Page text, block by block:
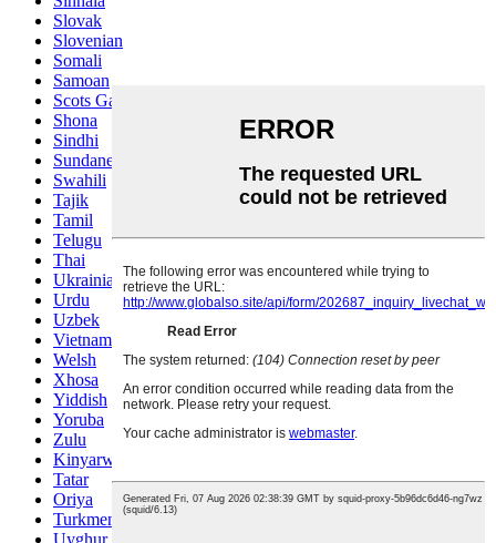
Slovak
Slovenian
Somali
Samoan
Scots Gaelic
Shona
Sindhi
Sundanese
Swahili
Tajik
Tamil
Telugu
Thai
Ukrainian
Urdu
Uzbek
Vietnamese
Welsh
Xhosa
Yiddish
Yoruba
Zulu
Kinyarwanda
Tatar
Oriya
Turkmen